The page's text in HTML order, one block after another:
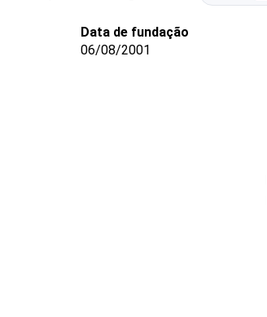
Data de fundação
06/08/2001